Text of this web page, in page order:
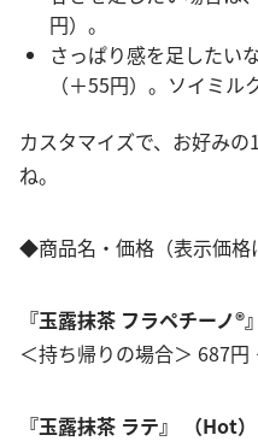
円）。
さっぱり感を足したい
（＋55円）。ソイミル
カスタマイズで、お好み
ね。
◆商品名・価格（表示価格
『玉露抹茶 フラペチーノ
＜持ち帰りの場合＞ 687
『玉露抹茶 ラテ』 （Hot